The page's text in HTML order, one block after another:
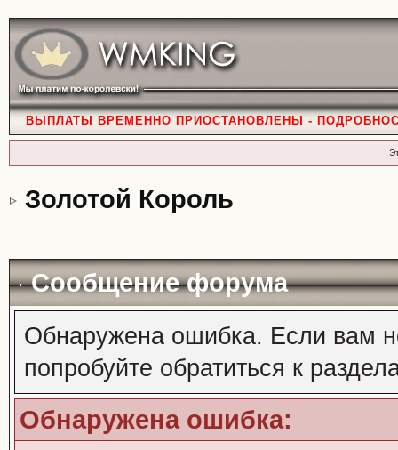
ВЫПЛАТЫ ВРЕМЕННО ПРИОСТАНОВЛЕНЫ -
Золотой Король
Сообщение форума
Обнаружена ошибка. Если вам
попробуйте обратиться к
Обнаружена ошибка: